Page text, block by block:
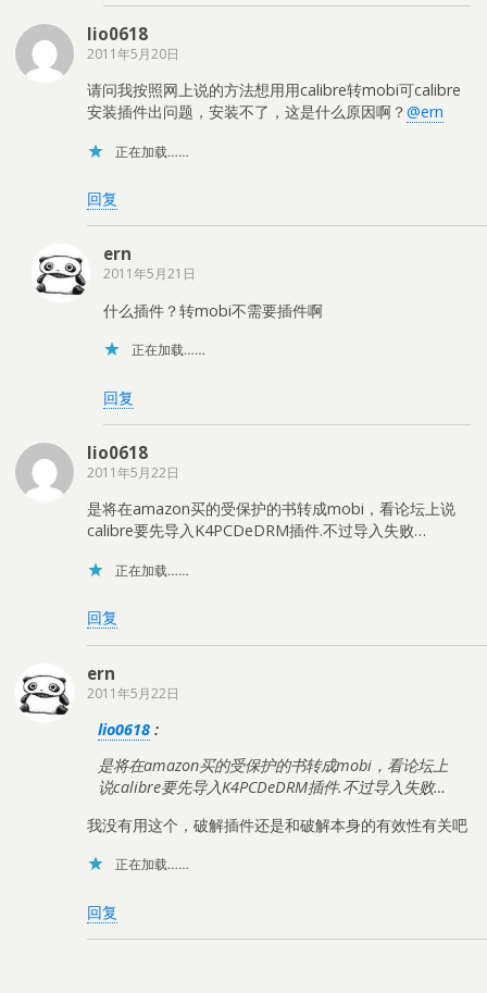
lio0618
2011年5月20日
请问我按照网上说的方法想用用calibre转mobi可calibre
安装插件出问题，安装不了，这是什么原因啊？@ern
正在加载……
回复
ern
2011年5月21日
什么插件？转mobi不需要插件啊
正在加载……
回复
lio0618
2011年5月22日
是将在amazon买的受保护的书转成mobi，看论坛上说
calibre要先导入K4PCDeDRM插件.不过导入失败…
正在加载……
回复
ern
2011年5月22日
lio0618 :
是将在amazon买的受保护的书转成mobi，看论坛上
说calibre要先导入K4PCDeDRM插件.不过导入失败…
我没有用这个，破解插件还是和破解本身的有效性有关吧
正在加载……
回复